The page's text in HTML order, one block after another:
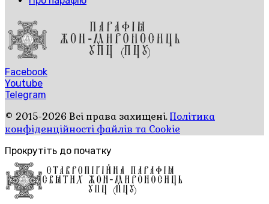
Facebook
Youtube
Telegram
© 2015-2026 Всі права захищені.Політика
конфіденційності файлів та Cookie
Прокрутіть до початку